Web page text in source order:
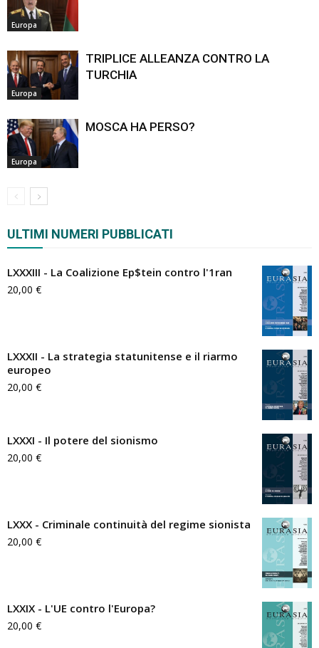
Europa
Europa
TRIPLICE ALLEANZA CONTRO LA
TURCHIA
Europa
MOSCA HA PERSO?
ULTIMI NUMERI PUBBLICATI
LXXXIII - La Coalizione Ep$tein contro l'1ran
20,00 €
LXXXII - La strategia statunitense e il riarmo
europeo
20,00 €
LXXXI - Il potere del sionismo
20,00 €
LXXX - Criminale continuità del regime sionista
20,00 €
LXXIX - L'UE contro l'Europa?
20,00 €